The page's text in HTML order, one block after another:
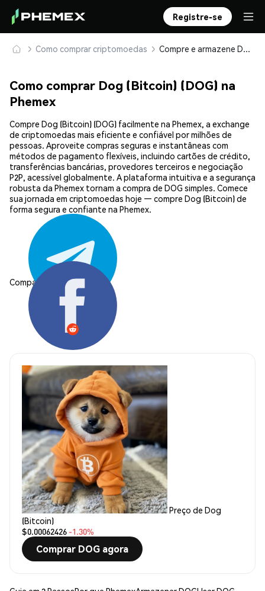
Registre-se
Como comprar criptomoedas Compre e armazene Dog (Bitcoin) (DOG) com segurança
Como comprar Dog (Bitcoin) (DOG) na
Phemex
Compre Dog (Bitcoin) (DOG) facilmente na Phemex, a exchange
de criptomoedas mais eficiente e confiável por milhões de
pessoas. Aproveite compras seguras e instantâneas com
métodos de pagamento flexíveis, incluindo cartões de crédito,
transferências bancárias, provedores terceiros e negociação
P2P, acessível globalmente. A plataforma intuitiva e a segurança
robusta da Phemex tornam a compra de DOG simples. Comece
sua jornada em criptomoedas hoje — compre Dog (Bitcoin) de
forma segura e confiante na Phemex.
Compartilhar:
Preço de Dog
(Bitcoin)
$0.00062426 -1.30%
Comprar DOG agora